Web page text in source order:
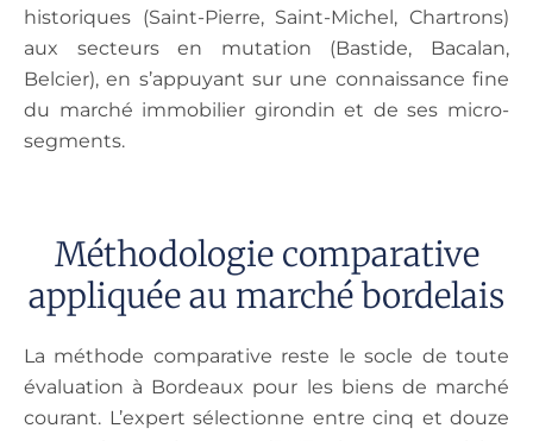
historiques (Saint-Pierre, Saint-Michel, Chartrons)
aux secteurs en mutation (Bastide, Bacalan,
Belcier), en s’appuyant sur une connaissance fine
du marché immobilier girondin et de ses micro-
segments.
Méthodologie comparative
appliquée au marché bordelais
La méthode comparative reste le socle de toute
évaluation à Bordeaux pour les biens de marché
courant. L’expert sélectionne entre cinq et douze